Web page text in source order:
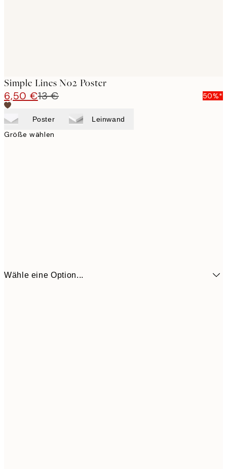
Simple Lines No2 Poster
6,50 €13 € 50%*
Poster Leinwand
Größe wählen
Wähle eine Option...